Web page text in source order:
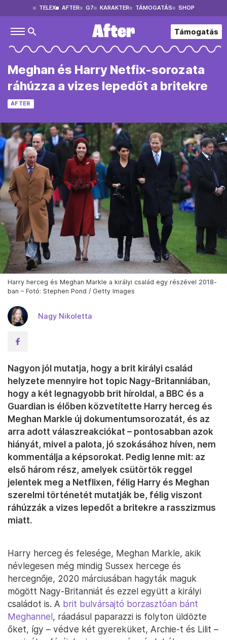
TELEX AFTER G7 KARAKTER TÁMOGATÁS SHOP
Támogatás
Meghan és Harry Netfix-sorozata
ráhúzza a vizes lepedőt a britekre
AFTER
Harry herceg és Meghan Markle a királyi család egy részével 2018-
ban – Fotó: Stephen Pond / Getty Images
Nagy Nikoletta
Nagyon jól mutatja, hogy a brit királyi család
helyzete mennyire hot topic Nagy-Britanniában,
hogy a két legnagyobb brit híroldal, a BBC és a
Guardian is élőben közvetítette Harry herceg és
Meghan Markle új dokumentumsorozatát, és az
arra adott válaszreakciókat – pontosabban azok
hiányát, mivel a palota, jó szokásához híven, nem
kommentálja a képsorokat. Pedig lenne mit: az
első három rész, amelyek csütörtök reggel
jelentek meg a Netflixen, félig Harry és Meghan
szerelmi történetét mutatják be, félig viszont
ráhúzzák a vizes lepedőt a britekre a rasszizmus
miatt.
Harry herceg és felesége, Meghan Markle, akik
névlegesen még mindig Sussex hercege és
hercegnője, 2020 márciusában hagyták maguk
mögött Nagy-Britanniát és ezzel együtt a királyi
családot is. A brit bulvársajtó borzasztóan bánt
Meghannel, ráadásul paparazzi is folyton üldözte
őket, így – védve két gyereküket, Archie-t és Lilit –